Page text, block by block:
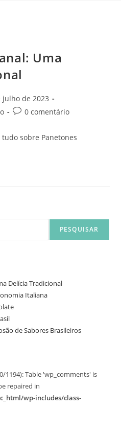
Uma
julho de 2023
0 comentário
sobre Panetones
PESQUISAR
Delícia Tradicional
Italiana
de Sabores Brasileiros
1194): Table 'wp_comments' is
repaired in
wp-includes/class-